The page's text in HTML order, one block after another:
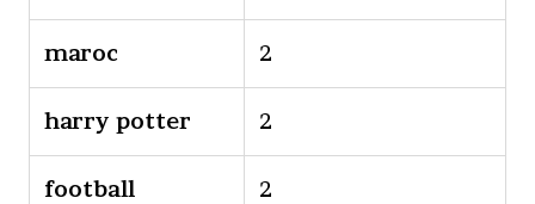
maroc 2
harry potter 2
football 2